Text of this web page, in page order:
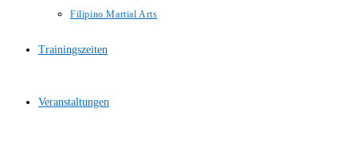
Filipino Martial Arts
Trainingszeiten
Veranstaltungen